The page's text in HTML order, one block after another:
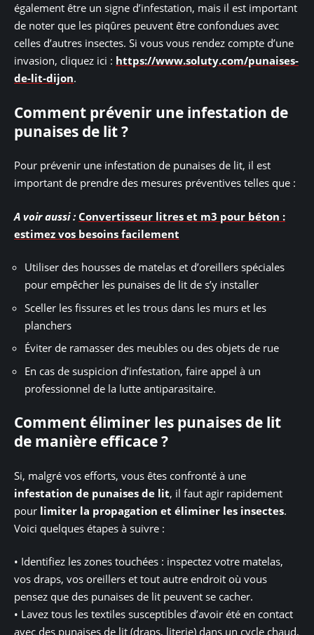
également être un signe d’infestation, mais il est important
de noter que les piqûres peuvent être confondues avec
celles d’autres insectes. Si vous vous rendez compte d’une
invasion, cliquez ici : https://www.soluty.com/punaises-
de-lit-dijon.
Comment prévenir une infestation de
punaises de lit ?
Pour prévenir une infestation de punaises de lit, il est
important de prendre des mesures préventives telles que :
A voir aussi : Convertisseur litres et m3 pour béton :
estimez vos besoins facilement
Utiliser des housses de matelas et d’oreillers spéciales
pour empêcher les punaises de lit de s’y installer
Sceller les fissures et les trous dans les murs et les
planchers
Éviter de ramasser des meubles ou des objets de rue
En cas de suspicion d’infestation, faire appel à un
professionnel de la lutte antiparasitaire.
Comment éliminer les punaises de lit
de manière efficace ?
Si, malgré vos efforts, vous êtes confronté à une
infestation de punaises de lit, il faut agir rapidement
pour limiter la propagation et éliminer les insectes.
Voici quelques étapes à suivre :
• Identifiez les zones touchées : inspectez votre matelas,
vos draps, vos oreillers et tout autre endroit où vous
pensez que des punaises de lit peuvent se cacher.
• Lavez tous les textiles susceptibles d’avoir été en contact
avec des punaises de lit (draps, literie) dans un cycle chaud,